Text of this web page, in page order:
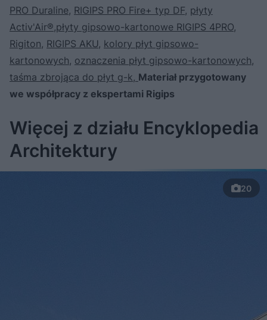
PRO Duraline, RIGIPS PRO Fire+ typ DF, płyty
Activ'Air®,płyty gipsowo-kartonowe RIGIPS 4PRO,
Rigiton, RIGIPS AKU, kolory płyt gipsowo-
kartonowych, oznaczenia płyt gipsowo-kartonowych,
taśma zbrojąca do płyt g-k, Materiał przygotowany
we współpracy z ekspertami Rigips
Więcej z działu Encyklopedia
Architektury
20